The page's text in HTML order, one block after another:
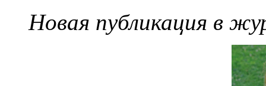
Новая публикация в